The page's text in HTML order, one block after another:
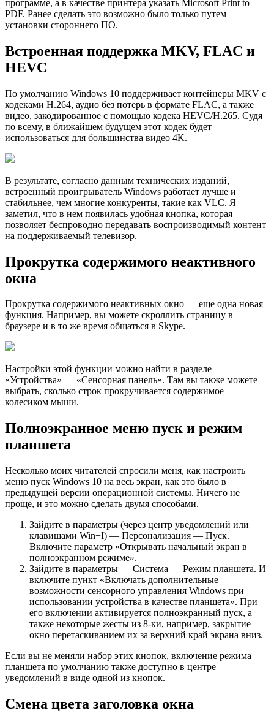
программе, а в качестве принтера указать Microsoft Print to
PDF. Ранее сделать это возможно было только путем
установки стороннего ПО.
Встроенная поддержка MKV, FLAC и
HEVC
По умолчанию Windows 10 поддерживает контейнеры MKV с
кодеками H.264, аудио без потерь в формате FLAC, а также
видео, закодированное с помощью кодека HEVC/H.265. Судя
по всему, в ближайшем будущем этот кодек будет
использоваться для большинства видео 4K.
В результате, согласно данным технических изданий,
встроенный проигрыватель Windows работает лучше и
стабильнее, чем многие конкуренты, такие как VLC. Я
заметил, что в нем появилась удобная кнопка, которая
позволяет беспроводно передавать воспроизводимый контент
на поддерживаемый телевизор.
Прокрутка содержимого неактивного
окна
Прокрутка содержимого неактивных окно — еще одна новая
функция. Например, вы можете скроллить страницу в
браузере и в то же время общаться в Skype.
Настройки этой функции можно найти в разделе
«Устройства» — «Сенсорная панель». Там вы также можете
выбрать, сколько строк прокручивается содержимое
колесиком мыши.
Полноэкранное меню пуск и режим
планшета
Несколько моих читателей спросили меня, как настроить
меню пуск Windows 10 на весь экран, как это было в
предыдущей версии операционной системы. Ничего не
проще, и это можно сделать двумя способами.
Зайдите в параметры (через центр уведомлений или
клавишами Win+I) — Персонализация — Пуск.
Включите параметр «Открывать начальный экран в
полноэкранном режиме».
Зайдите в параметры — Система — Режим планшета. И
включите пункт «Включать дополнительные
возможности сенсорного управления Windows при
использовании устройства в качестве планшета». При
его включении активируется полноэкранный пуск, а
также некоторые жесты из 8-ки, например, закрытие
окно перетаскиванием их за верхний край экрана вниз.
Если вы не меняли набор этих кнопок, включение режима
планшета пo умолчанию также доступно в центре
уведомлений в виде одной из кнопок.
Смена цвета заголовка окна